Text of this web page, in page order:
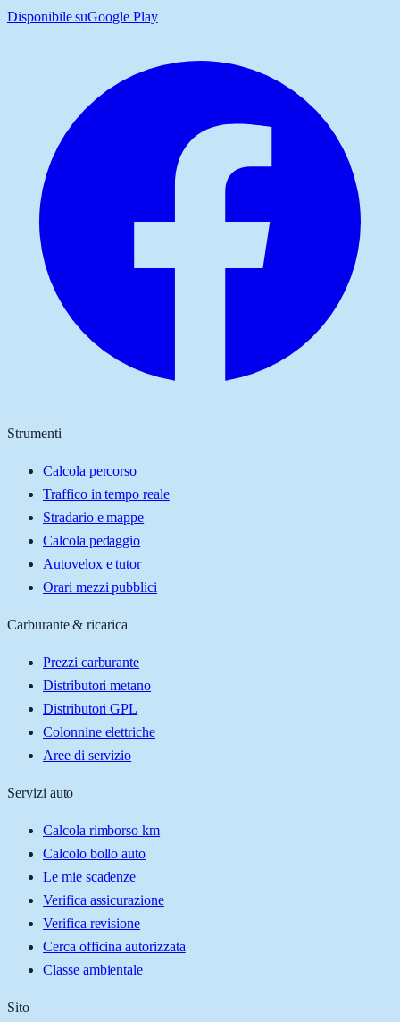
Disponibile suGoogle Play
Strumenti
Calcola percorso
Traffico in tempo reale
Stradario e mappe
Calcola pedaggio
Autovelox e tutor
Orari mezzi pubblici
Carburante & ricarica
Prezzi carburante
Distributori metano
Distributori GPL
Colonnine elettriche
Aree di servizio
Servizi auto
Calcola rimborso km
Calcolo bollo auto
Le mie scadenze
Verifica assicurazione
Verifica revisione
Cerca officina autorizzata
Classe ambientale
Sito